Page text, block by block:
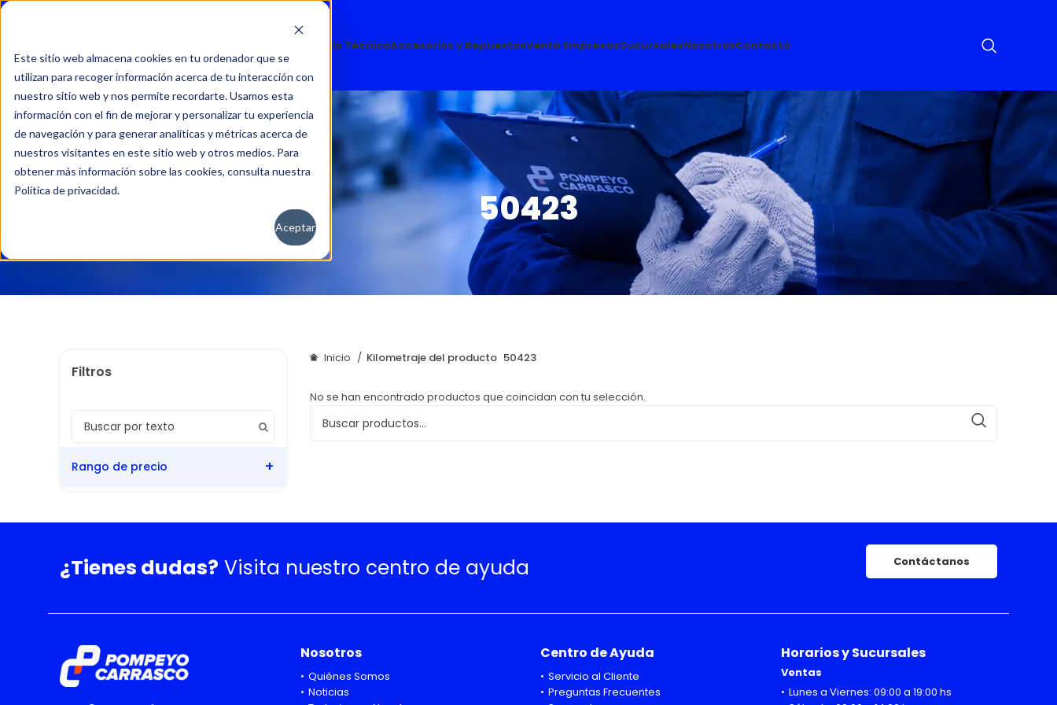
Este sitio web almacena cookies en tu ordenador que se
utilizan para recoger información acerca de tu interacción con
nuestro sitio web y nos permite recordarte. Usamos esta
información con el fin de mejorar y personalizar tu experiencia
de navegación y para generar analíticas y métricas acerca de
nuestros visitantes en este sitio web y otros medios. Para
obtener más información sobre las cookies, consulta nuestra
Política de privacidad.
Aceptar
Servicio TécnicoAccesorios y RepuestosVenta EmpresasSucursalesNosotrosContacto
50423
Rango de precio
Inicio Kilometraje del producto 50423
No se han encontrado productos que coincidan con tu selección.
¿Tienes dudas? Visita nuestro centro de ayuda Contáctanos
Nosotros
Quiénes Somos
Noticias
Centro de Ayuda
Servicio al Cliente
Preguntas Frecuentes
Horarios y Sucursales
Ventas
Lunes a Viernes: 09:00 a 19:00 hs